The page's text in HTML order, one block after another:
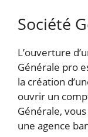
Société
L’ouverture
Générale pro
la création
ouvrir un
Générale,
une agence